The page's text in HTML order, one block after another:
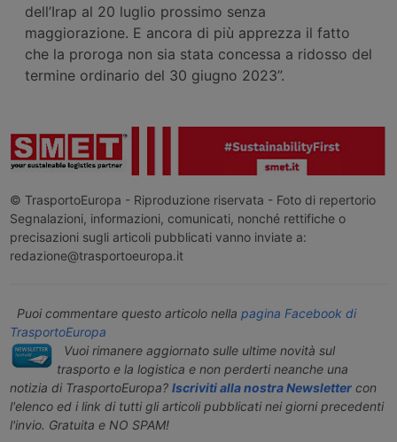
dell’Irap al 20 luglio prossimo senza
maggiorazione. E ancora di più apprezza il fatto
che la proroga non sia stata concessa a ridosso del
termine ordinario del 30 giugno 2023”.
© TrasportoEuropa - Riproduzione riservata - Foto di repertorio
Segnalazioni, informazioni, comunicati, nonché rettifiche o
precisazioni sugli articoli pubblicati vanno inviate a:
redazione@trasportoeuropa.it
Puoi commentare questo articolo nella pagina Facebook di
TrasportoEuropa
Vuoi rimanere aggiornato sulle ultime novità sul
trasporto e la logistica e non perderti neanche una
notizia di TrasportoEuropa? Iscriviti alla nostra Newslettercon
l'elenco ed i link di tutti gli articoli pubblicati nei giorni precedenti
l'invio. Gratuita e NO SPAM!